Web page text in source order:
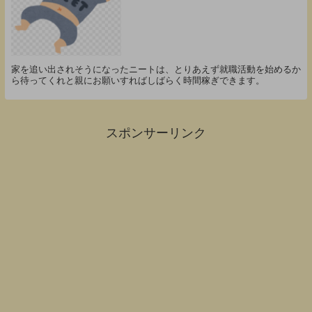
家を追い出されそうになったニートは、とりあえず就職活動を始めるか
ら待ってくれと親にお願いすればしばらく時間稼ぎできます。
スポンサーリンク